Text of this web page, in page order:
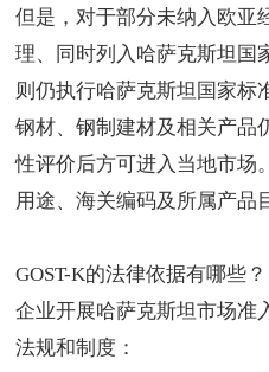
但是，对于部分未纳入欧亚
理、同时列入哈萨克斯坦国
则仍执行哈萨克斯坦国家标
钢材、钢制建材及相关产品
性评价后方可进入当地市场
用途、海关编码及所属产品
GOST-K的法律依据有哪些？
企业开展哈萨克斯坦市场准
法规和制度：